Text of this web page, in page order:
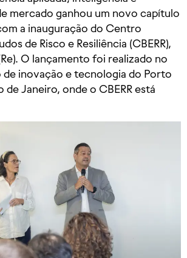
mercado ganhou um novo capítulo
a inauguração do Centro
de Risco e Resiliência (CBERR),
O lançamento foi realizado no
de inovação e tecnologia do Porto
de Janeiro, onde o CBERR está